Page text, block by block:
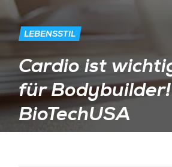
LEBENSSTIL
Cardio ist
für
BioTechUSA